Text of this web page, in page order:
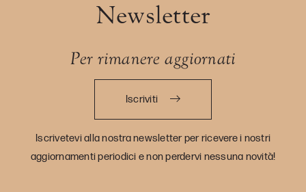
Newsletter
Per rimanere aggiornati
Iscriviti
Iscrivetevi alla nostra newsletter per ricevere i nostri
aggiornamenti periodici e non perdervi nessuna novità!